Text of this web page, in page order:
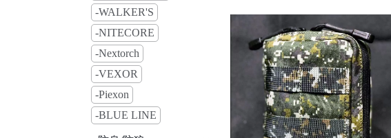
-WALKER'S
-NITECORE
-Nextorch
-VEXOR
-Piexon
-BLUE LINE